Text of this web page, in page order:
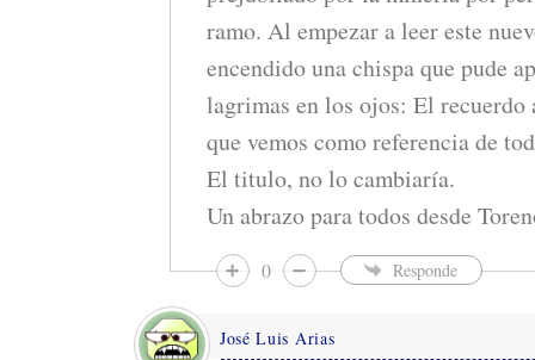
ramo. Al empezar a leer este
encendido una chispa que pude
lagrimas en los ojos: El recuerdo
que vemos como referencia de
El titulo, no lo cambiaría.
Un abrazo para todos desde
0 Responde
José Luis Arias